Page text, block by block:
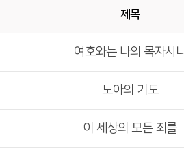
제목
여호와는 나의 목자시니
노아의 기도
이 세상의 모든 죄를